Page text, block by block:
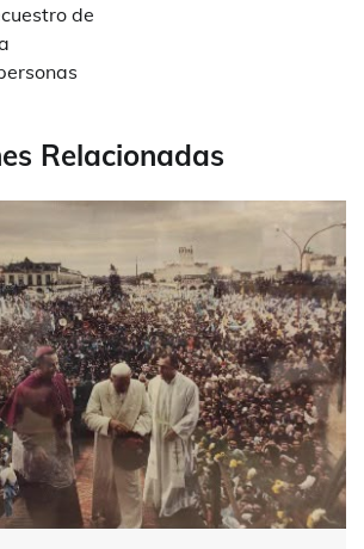
de
Relacionadas